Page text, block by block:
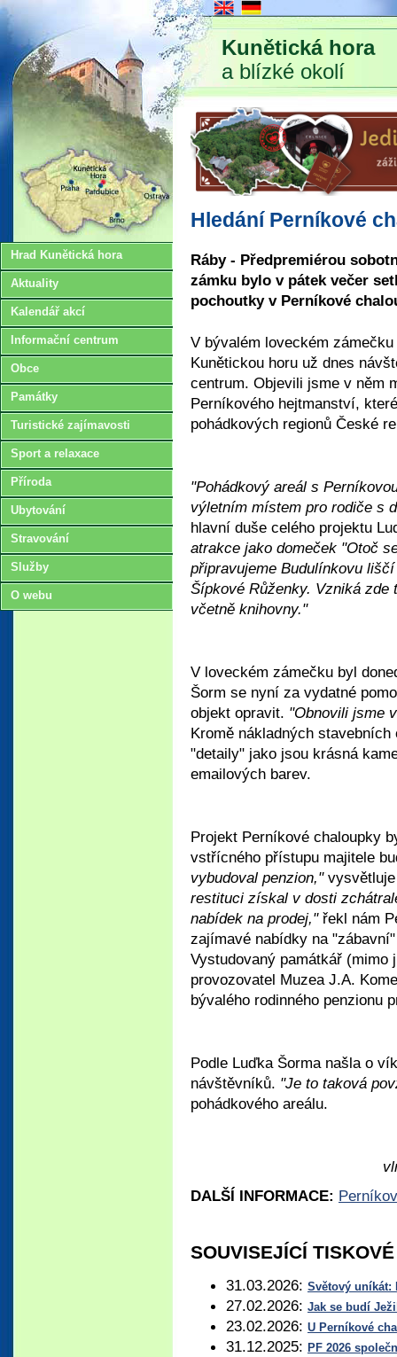
Kunětická hora
a blízké okolí
Hrad Kunětická hora
Aktuality
Kalendář akcí
Informační centrum
Obce
Památky
Turistické zajímavosti
Sport a relaxace
Příroda
Ubytování
Stravování
Služby
O webu
Hledání Perníkové
Ráby - Předpremiérou
zámku bylo v pátek večer
pochoutky v Perníkové
V bývalém loveckém
Kunětickou horu už dnes
centrum. Objevili jsme v něm
Perníkového hejtmanství,
pohádkových regionů České
"Pohádkový areál s
výletním místem pro rodiče s
hlavní duše celého projektu
atrakce jako domeček "Otoč
připravujeme Budulínkovu
Šípkové Růženky. Vzniká zde
včetně knihovny."
V loveckém zámečku byl
Šorm se nyní za vydatné
objekt opravit. "Obnovili jsme
Kromě nákladných
"detaily" jako jsou krásná
emailových barev.
Projekt Perníkové chaloupky
vstřícného přístupu majitele
vybudoval penzion,"
restituci získal v dosti
nabídek na prodej," řekl nám
zajímavé nabídky na
Vystudovaný památkář (mimo
provozovatel Muzea J.A.
bývalého rodinného penzionu
Podle Luďka Šorma našla o
návštěvníků. "Je to taková
pohádkového areálu.
DALŠÍ INFORMACE:
SOUVISEJÍCÍ
31.03.2026: Světový uníkát:
27.02.2026: Jak se budí
23.02.2026: U Perníkové
31.12.2025: PF 2026